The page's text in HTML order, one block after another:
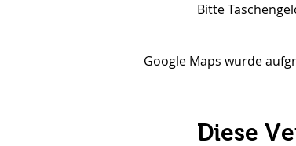
Bitte
Google Maps wurde
Diese